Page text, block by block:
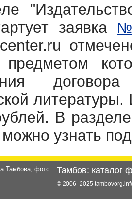
заявка
предметом
В
узнать
Тамбов: каталог
© 2006–2025